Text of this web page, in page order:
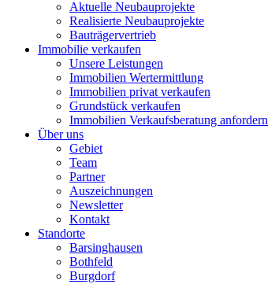
Aktuelle Neubauprojekte
Realisierte Neubauprojekte
Bauträgervertrieb
Immobilie verkaufen
Unsere Leistungen
Immobilien Wertermittlung
Immobilien privat verkaufen
Grundstück verkaufen
Immobilien Verkaufsberatung anfordern
Über uns
Gebiet
Team
Partner
Auszeichnungen
Newsletter
Kontakt
Standorte
Barsinghausen
Bothfeld
Burgdorf